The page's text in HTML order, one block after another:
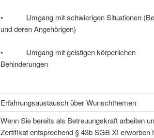
• Umgang mit schwierigen Situationen
und deren Angehörigen)
• Umgang mit geistigen körperlichen
Behinderungen
Erfahrungsaustausch über Wunschthemen
Wenn Sie bereits als Betreuungskraft arbeiten
Zertifikat entsprechend § 43b SGB XI erworben